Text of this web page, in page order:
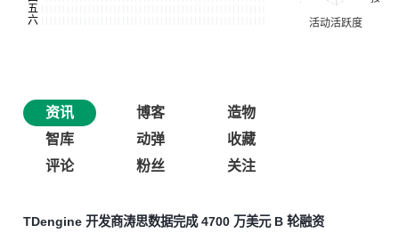
资讯 博客
造物
智库
动弹
收藏
评论
粉丝 关注
TDengine 开发商涛思数据完成 4700 万美元 B 轮融资